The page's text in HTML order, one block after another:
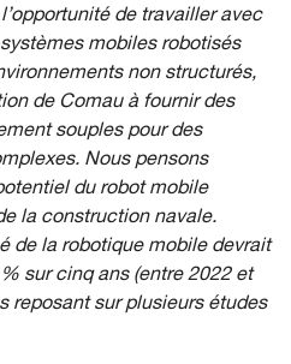
de travailler avec
mobiles robotisés
non structurés,
de Comau à fournir des
souples pour des
Nous pensons
du robot mobile
la construction navale.
de la robotique mobile devrait
sur cinq ans (entre 2022 et
reposant sur plusieurs études